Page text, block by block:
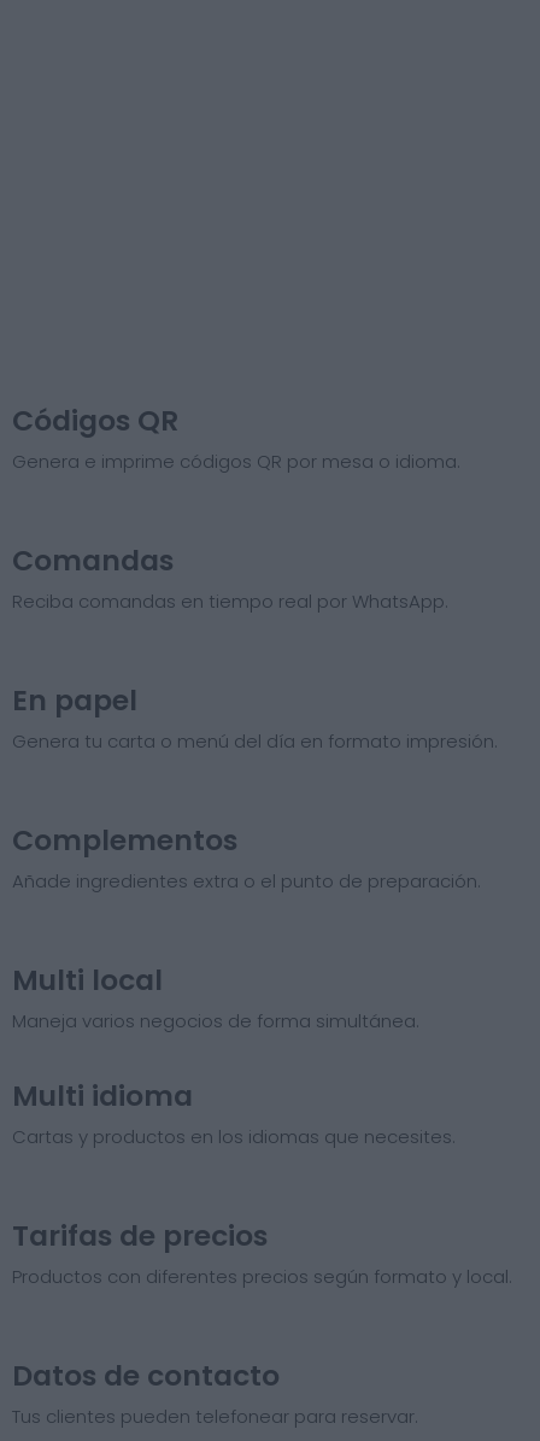
Códigos QR
Genera e imprime códigos QR por mesa o idioma.
Comandas
Reciba comandas en tiempo real por WhatsApp.
En papel
Genera tu carta o menú del día en formato impresión.
Complementos
Añade ingredientes extra o el punto de preparación.
Multi local
Maneja varios negocios de forma simultánea.
Multi idioma
Cartas y productos en los idiomas que necesites.
Tarifas de precios​
Productos con diferentes precios según formato y local.
Datos de contacto
Tus clientes pueden telefonear para reservar.